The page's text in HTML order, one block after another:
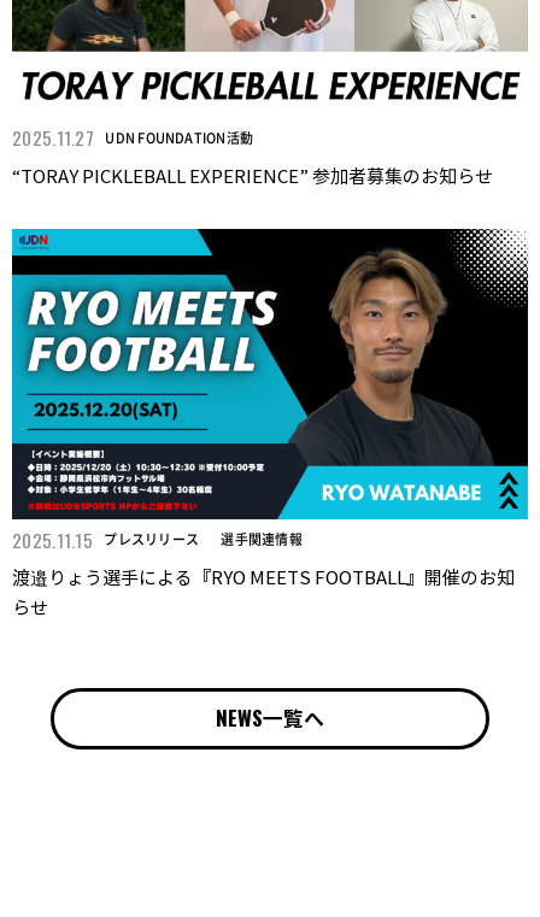
2025.11.27 UDN FOUNDATION活動
“TORAY PICKLEBALL EXPERIENCE” 参加者募集のお知らせ
2025.11.15 プレスリリース 選手関連情報
渡邉りょう選手による『RYO MEETS FOOTBALL』開催のお知
らせ
NEWS一覧へ